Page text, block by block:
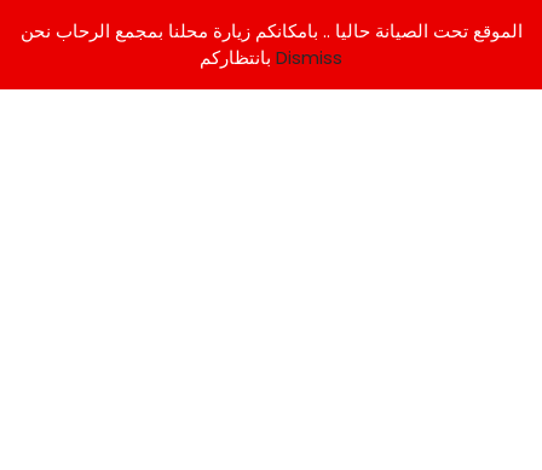
الموقع تحت الصيانة حاليا .. بامكانكم زيارة محلنا بمجمع الرحاب نحن
Dismiss